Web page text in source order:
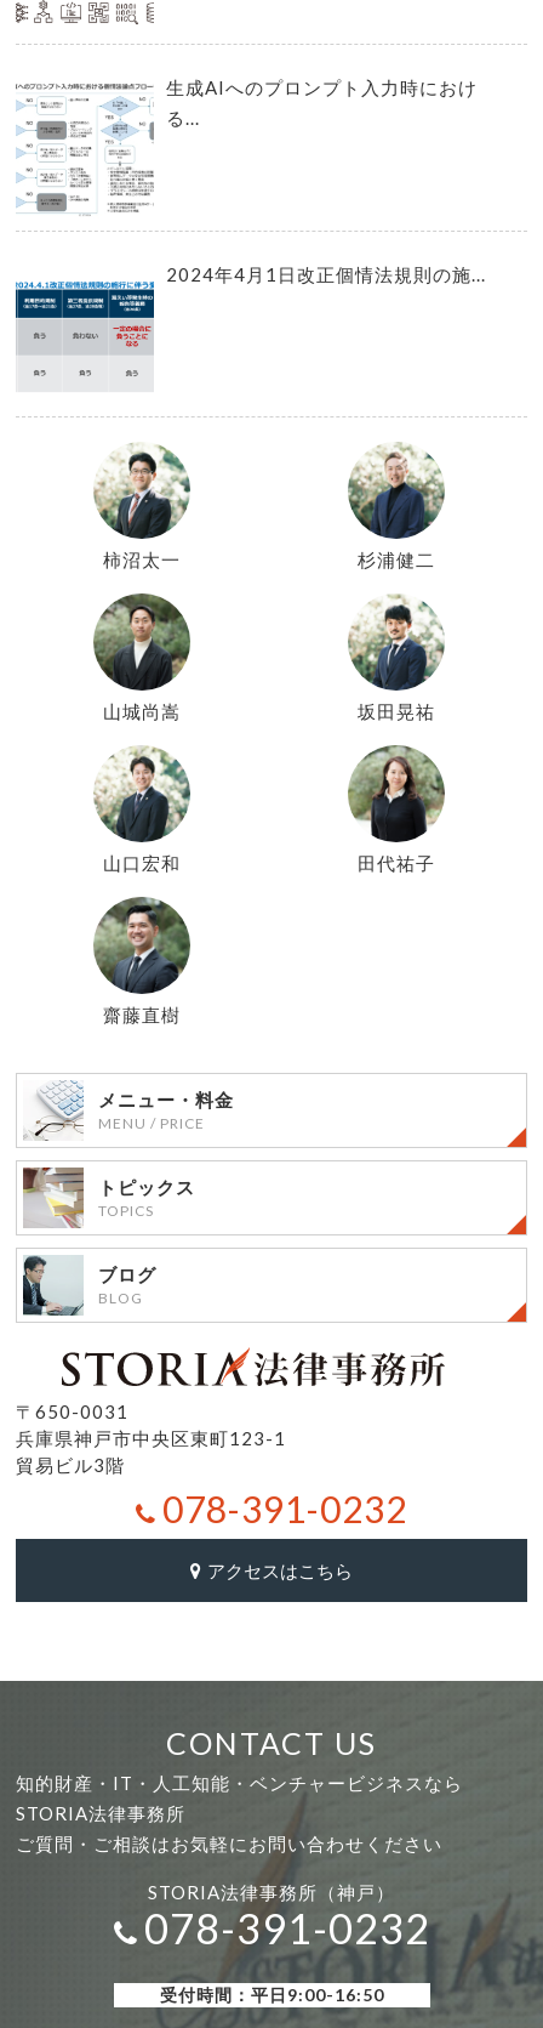
生成AIへのプロンプト入力時におけ
る...
2024年4月1日改正個情法規則の施...
柿沼太一 杉浦健二
山城尚嵩 坂田晃祐
山口宏和 田代祐子
齋藤直樹
メニュー・料金
MENU / PRICE
トピックス
TOPICS
ブログ
BLOG
〒650-0031
兵庫県神戸市中央区東町123-1
貿易ビル3階
078-391-0232
アクセスはこちら
CONTACT US
知的財産・IT・人工知能・ベンチャービジネスなら
STORIA法律事務所
ご質問・ご相談はお気軽にお問い合わせください
STORIA法律事務所（神戸）
078-391-0232
受付時間：平日9:00-16:50